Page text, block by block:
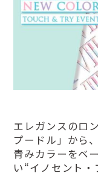
エレガンスのロ
プードル」から
青みカラーをベ
い“イノセント・